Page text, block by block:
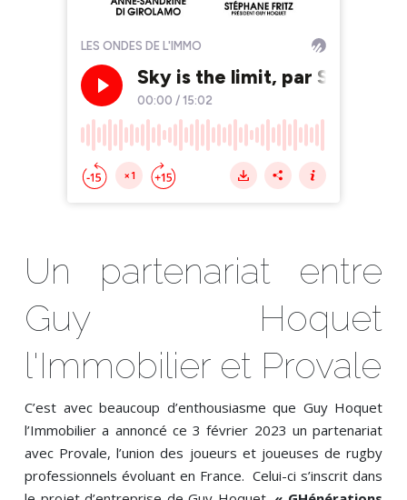
Un partenariat entre
Guy Hoquet
l'Immobilier et Provale
C’est avec beaucoup d’enthousiasme que Guy Hoquet
l’Immobilier a annoncé ce 3 février 2023 un partenariat
avec Provale, l’union des joueurs et joueuses de rugby
professionnels évoluant en France. Celui-ci s’inscrit dans